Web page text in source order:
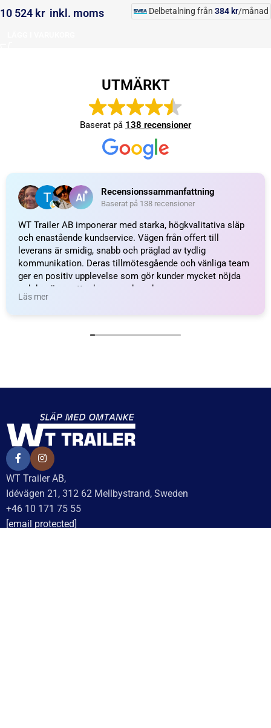
10 524 kr inkl. moms Delbetalning från 384 kr/månad
UTMÄRKT
Baserat på 138 recensioner
Recensionssammanfattning
Baserat på 138 recensioner
WT Trailer AB imponerar med starka, högkvalitativa släp
och enastående kundservice. Vägen från offert till
leverans är smidig, snabb och präglad av tydlig
kommunikation. Deras tillmötesgående och vänliga team
ger en positiv upplevelse som gör kunder mycket nöjda
och benägna att rekommendera dem.
Läs mer
WT Trailer AB,
Idévägen 21, 312 62 Mellbystrand, Sweden
+46 10 171 75 55
[email protected]